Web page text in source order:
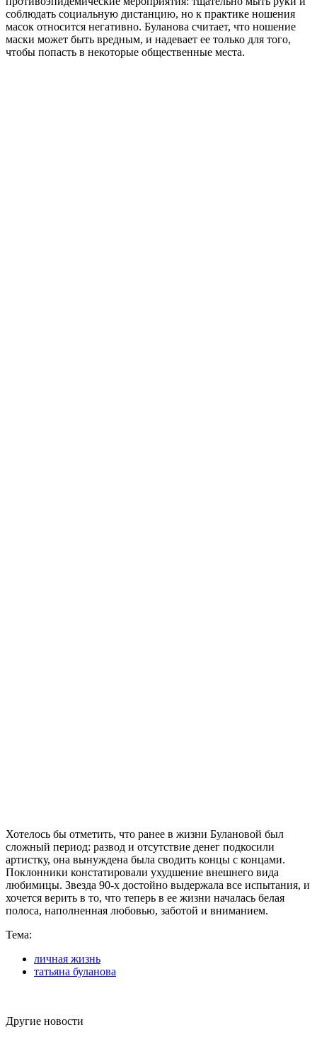
соблюдать социальную дистанцию, но к практике ношения
масок относится негативно. Буланова считает, что ношение
маски может быть вредным, и надевает ее только для того,
чтобы попасть в некоторые общественные места.
Хотелось бы отметить, что ранее в жизни Булановой был
сложный период: развод и отсутствие денег подкосили
артистку, она вынуждена была сводить концы с концами.
Поклонники констатировали ухудшение внешнего вида
любимицы. Звезда 90-х достойно выдержала все испытания, и
хочется верить в то, что теперь в ее жизни началась белая
полоса, наполненная любовью, заботой и вниманием.
Тема:
личная жизнь
татьяна буланова
Другие новости